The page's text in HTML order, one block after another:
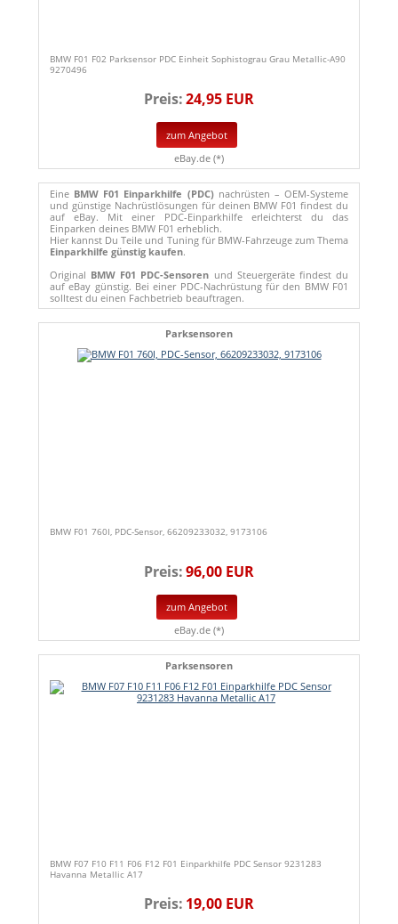
BMW F01 F02 Parksensor PDC Einheit Sophistograu Grau Metallic-A90
9270496
Preis:24,95 EUR
zum Angebot
eBay.de (*)
Eine BMW F01 Einparkhilfe (PDC)nachrüsten – OEM-Systeme
und günstige Nachrüstlösungen für deinen BMW F01 findest du
auf eBay. Mit einer PDC-Einparkhilfe erleichterst du das
Einparken deines BMW F01 erheblich.
Hier kannst Du Teile und Tuning für BMW-Fahrzeuge zum Thema
Einparkhilfe günstig kaufen.
Original BMW F01 PDC-Sensoren und Steuergeräte findest du
auf eBay günstig. Bei einer PDC-Nachrüstung für den BMW F01
solltest du einen Fachbetrieb beauftragen.
Parksensoren
BMW F01 760I, PDC-Sensor, 66209233032, 9173106
Preis:96,00 EUR
zum Angebot
eBay.de (*)
Parksensoren
BMW F07 F10 F11 F06 F12 F01 Einparkhilfe PDC Sensor 9231283
Havanna Metallic A17
Preis: 19,00 EUR